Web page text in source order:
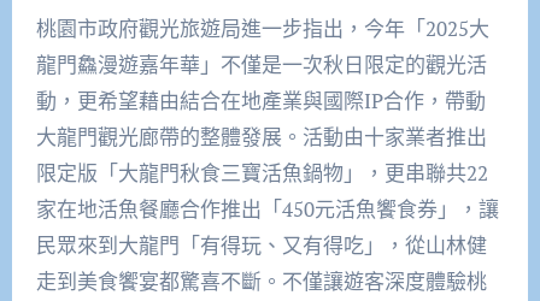
桃園市政府觀光旅遊局進一步指出，今年「2025大
龍門鱻漫遊嘉年華」不僅是一次秋日限定的觀光活
動，更希望藉由結合在地產業與國際IP合作，帶動
大龍門觀光廊帶的整體發展。活動由十家業者推出
限定版「大龍門秋食三寶活魚鍋物」，更串聯共22
家在地活魚餐廳合作推出「450元活魚饗食券」，讓
民眾來到大龍門「有得玩、又有得吃」，從山林健
走到美食饗宴都驚喜不斷。不僅讓遊客深度體驗桃